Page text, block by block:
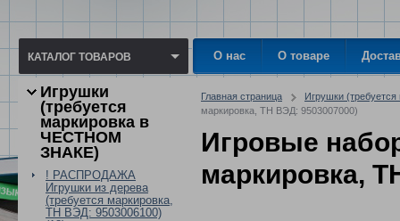
КАТАЛОГ ТОВАРОВ О нас О товаре
Игрушки
(требуется
маркировка в
ЧЕСТНОМ
ЗНАКЕ)
! РАСПРОДАЖА
Игрушки из дерева
(требуется маркировка,
ТН ВЭД: 9503006100)
Главная страница
Игрушки
маркировка, ТН ВЭД: 9503007000)
Игровые
маркировка,